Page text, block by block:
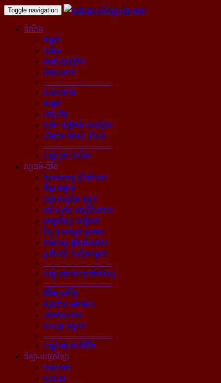
Toggle navigation
ដំណឹង
កម្ពុជា
បារាំង
អាស៊ី-ប៉ាស៊ីភិក
ពិភពលោក
----------------------------
នយោបាយ
សង្គម
សេដ្ឋកិច្ច
គ្រោះ យុត្តិធម៌ បទល្មើស
បរិស្ថាន ផែនដី ព្រំដែន
----------------------------
បណ្ដុំគ្រប់ដំណឹង
វប្បធម៌-ជីវិត
ស្ថាបត្យកម្ម រៀបចំនគរ
គំនូរ ចម្លាក់
ភ្លេង ចម្រៀង ស្មូត្រ
របាំ ល្ខោន ទស្សនីយភាព
អក្សសិល្ប៍ សៀវភៅ
វិទ្យុ ទូរទស្សន៍ រូបភាព
ភាពយន្ដ ផ្ទាំងសំពត់ស
ប្រពៃណី ទំនៀមទម្លាប់
----------------------------
បណ្ដុំអត្ថបទវប្បធម៌សិល្បៈ
----------------------------
ជីវិតប្រចាំថ្ងៃ
សុខភាព អនាម័យ
សោភ័ណភាព
បេះដូង ស្នេហា
----------------------------
បណ្ដុំអត្ថបទពីជីវិត
កីឡា-បច្ចេកវិទ្យា
បាល់ទាត់
ប្រដាល់